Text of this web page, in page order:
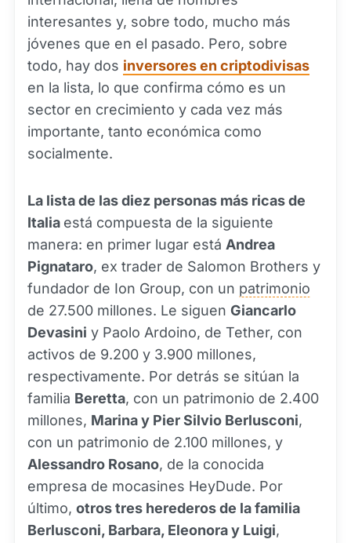
interesantes y, sobre todo, mucho más
jóvenes que en el pasado. Pero, sobre
todo, hay dos inversores en criptodivisas
en la lista, lo que confirma cómo es un
sector en crecimiento y cada vez más
importante, tanto económica como
socialmente.
La lista de las diez personas más ricas de
Italia está compuesta de la siguiente
manera: en primer lugar está Andrea
Pignataro, ex trader de Salomon Brothers y
fundador de Ion Group, con un patrimonio
de 27.500 millones. Le siguen Giancarlo
Devasini y Paolo Ardoino, de Tether, con
activos de 9.200 y 3.900 millones,
respectivamente. Por detrás se sitúan la
familia Beretta, con un patrimonio de 2.400
millones, Marina y Pier Silvio Berlusconi,
con un patrimonio de 2.100 millones, y
Alessandro Rosano, de la conocida
empresa de mocasines HeyDude. Por
último, otros tres herederos de la familia
Berlusconi, Barbara, Eleonora y Luigi,